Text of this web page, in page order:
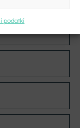
podatki